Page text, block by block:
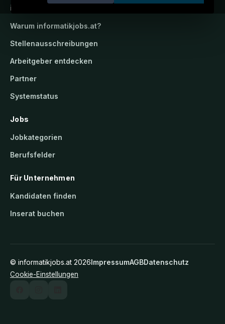
informatikjobs.at
Warum informatikjobs.at?
Stellenausschreibungen
Arbeitgeber entdecken
Partner
Systemstatus
Jobs
Jobkategorien
Berufsfelder
Für Unternehmen
Kandidaten finden
Inserat buchen
© informatikjobs.at 2026ImpressumAGBDatenschutz
Cookie-Einstellungen